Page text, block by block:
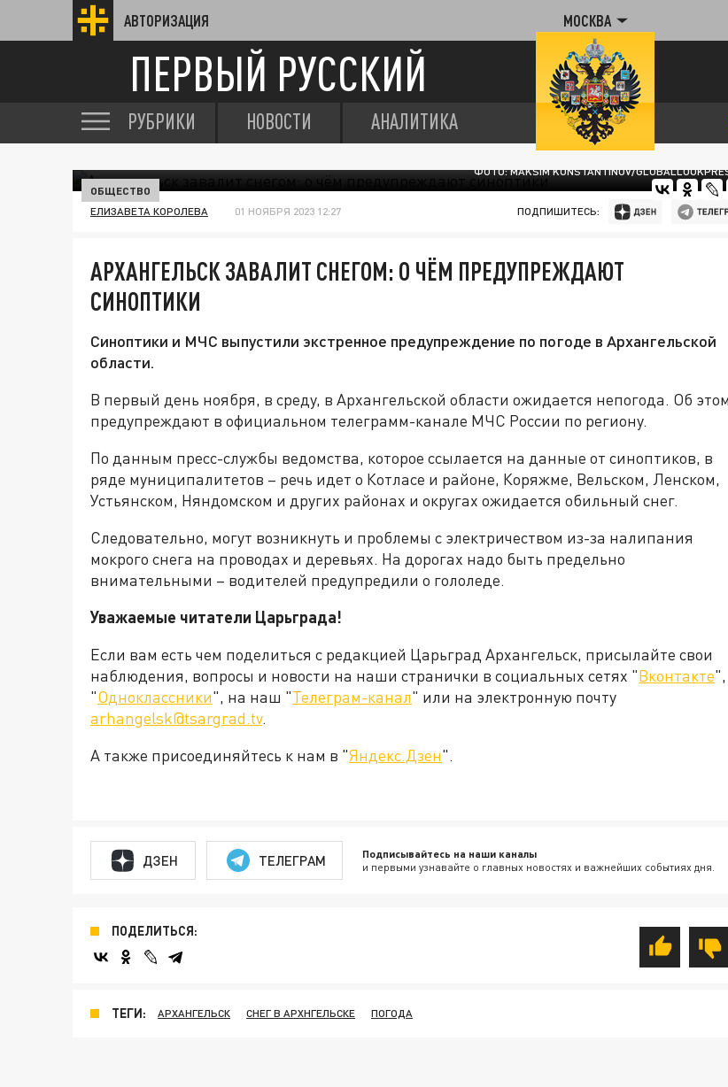
АВТОРИЗАЦИЯ МОСКВА
ПЕРВЫЙ РУССКИЙ
РУБРИКИ НОВОСТИ АНАЛИТИКА
ФОТО: MAKSIM KONSTANTINOV/
ОБЩЕСТВО
ЕЛИЗАВЕТА КОРОЛЕВА 01 НОЯБРЯ 2023 12:27 ПОДПИШИТЕСЬ:
АРХАНГЕЛЬСК ЗАВАЛИТ СНЕГОМ: О ЧЁМ ПРЕДУПРЕЖДАЮТ
СИНОПТИКИ
Синоптики и МЧС выпустили экстренное предупреждение по погоде в Архангельской
области.
В первый день ноября, в среду, в Архангельской области ожидается непогода. Об этом
предупреждают в официальном телеграмм-канале МЧС России по региону.
По данным пресс-службы ведомства, которое ссылается на данные от синоптиков, в
ряде муниципалитетов – речь идет о Котласе и районе, Коряжме, Вельском, Ленском,
Устьянском, Няндомском и других районах и округах ожидается обильный снег.
Следовательно, могут возникнуть и проблемы с электричеством из-за налипания
мокрого снега на проводах и деревьях. На дорогах надо быть предельно
внимательными – водителей предупредили о гололеде.
Уважаемые читатели Царьграда!
Если вам есть чем поделиться с редакцией Царьград Архангельск, присылайте свои
наблюдения, вопросы и новости на наши странички в социальных сетях "Вконтакте",
"Одноклассники", на наш "Телеграм-канал" или на электронную почту
arhangelsk@tsargrad.tv.
А также присоединяйтесь к нам в "Яндекс.Дзен".
ДЗЕН ТЕЛЕГРАМ Подписывайтесь на наши каналы
и первыми узнавайте о главных новостях и важнейших событиях дня.
ПОДЕЛИТЬСЯ:
ТЕГИ: АРХАНГЕЛЬСК СНЕГ В АРХНГЕЛЬСКЕ ПОГОДА